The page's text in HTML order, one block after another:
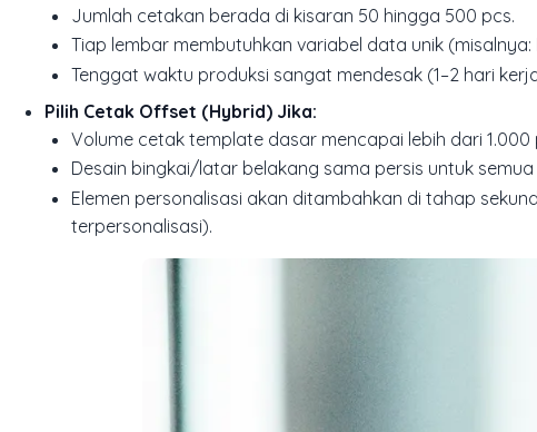
Jumlah cetakan berada di kisaran 50 hingga 500 pcs.
Tiap lembar membutuhkan variabel data unik
Tenggat waktu produksi sangat mendesak (1–2 hari
Pilih Cetak Offset (Hybrid) Jika:
Volume cetak template dasar mencapai lebih dari 1.000
Desain bingkai/latar belakang sama persis untuk
Elemen personalisasi akan ditambahkan di tahap
terpersonalisasi).